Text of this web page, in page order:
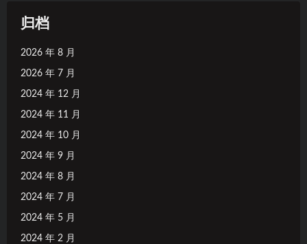
归档
2026 年 8 月
2026 年 7 月
2024 年 12 月
2024 年 11 月
2024 年 10 月
2024 年 9 月
2024 年 8 月
2024 年 7 月
2024 年 5 月
2024 年 2 月